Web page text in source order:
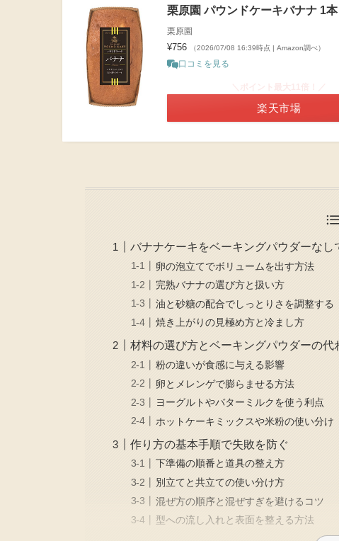
栗原園 パウンドケーキバナナ 1本
栗原園
¥756 （2026/07/08 16:39時点 | Amazon調べ）
口コミを見る
楽天市場
バナナケーキをベーキングパウダーなし
卵の泡立てでボリュームを出す方法
完熟バナナの選び方と扱い方
油と砂糖の配合でしっとりさを調整する
焼き上がりの見極め方と冷まし方
材料の選び方とベーキングパウダーの代
粉の違いが食感に与える影響
卵とメレンゲで膨らませる方法
ヨーグルトやバターミルクを使う利点
ホットケーキミックスや米粉の使い分け
作り方の基本手順で失敗を防ぐ
下準備の順番と道具の整え方
別立てと共立ての使い分け方
混ぜ方の順序と混ぜすぎを避けるコツ
型への流し入れと表面を整える方法